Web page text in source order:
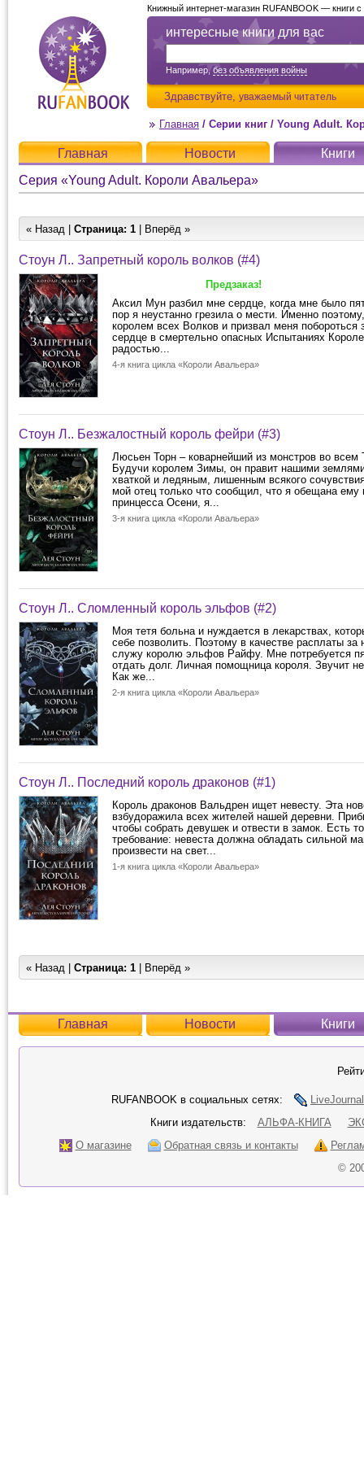
интересные книги для вас
Например,без объявления войны
Здравствуйте, уважаемый читатель
Книжный интернет-магазин RUFANBOOK — книги
Главная / Серии книг / Young Adult.
Главная Новости
Книги
Серия «Young Adult. Короли Авальера»
« Назад | Страница: 1 | Вперёд »
Стоун Л.. Запретный король волков (#4)
Предзаказ!
Аксил Мун разбил мне сердце, когда мне было
пор я неустанно грезила о мести. Именно
королем всех Волков и призвал меня побороться
сердце в смертельно опасных Испытаниях
радостью...
4-я книга цикла «Короли Авальера»
Стоун Л.. Безжалостный король фейри (#3)
Люсьен Торн ‒ коварнейший из монстров во всем
Будучи королем Зимы, он правит нашими
хваткой и ледяным, лишенным всякого
мой отец только что сообщил, что я обещана
принцесса Осени, я...
3-я книга цикла «Короли Авальера»
Стоун Л.. Сломленный король эльфов (#2)
Моя тетя больна и нуждается в лекарствах,
себе позволить. Поэтому в качестве расплаты за
служу королю эльфов Райфу. Мне потребуется
отдать долг. Личная помощница короля. Звучит
Как же...
2-я книга цикла «Короли Авальера»
Стоун Л.. Последний король драконов (#1)
Король драконов Вальдрен ищет невесту. Эта
взбудоражила всех жителей нашей деревни.
чтобы собрать девушек и отвести в замок. Есть
требование: невеста должна обладать сильной
произвести на свет...
1-я книга цикла «Короли Авальера»
« Назад | Страница: 1 | Вперёд »
Главная Новости Книги
RUFANBOOK в социальных сетях:
LiveJournal
Книги издательств:
АЛЬФА-КНИГА
О магазине
Обратная связь и контакты
©